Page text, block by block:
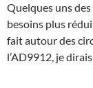
Quelques uns
besoins plus
fait autour des
l’AD9912, je